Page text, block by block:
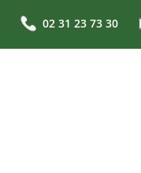
02 31 23 73 30